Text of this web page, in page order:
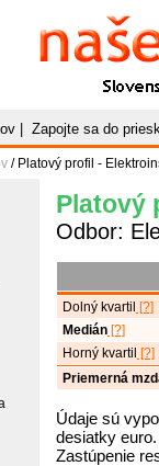
Naše
Slovenský
Zapojte sa do
/ Platový profil -
Platový
Odbor:
Dolný kvartil
[?]
Medián[?]
Horný kvartil
[?]
Priemerná
Údaje sú
desiatky euro.
Zastúpenie